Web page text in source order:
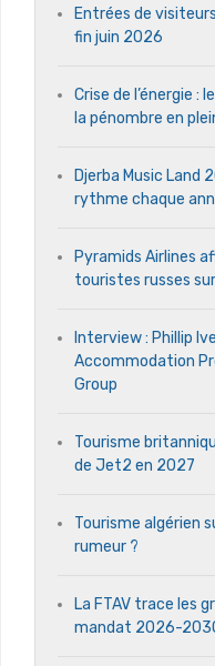
Entrées de
fin juin 2026
Crise de l’énergie :
la pénombre en
Djerba Music Land
rythme chaque
Pyramids Airlines
touristes russes
Interview : Phillip
Accommodation
Group
Tourisme
de Jet2 en 2027
Tourisme algérien
rumeur ?
La FTAV trace les
mandat 2026-